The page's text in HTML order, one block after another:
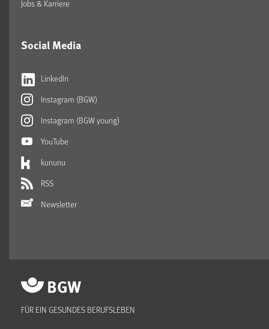
Jobs & Karriere
Social Media
LinkedIn
Instagram (BGW)
Instagram (BGW young)
YouTube
kununu
RSS
Newsletter
FÜR EIN GESUNDES BERUFSLEBEN